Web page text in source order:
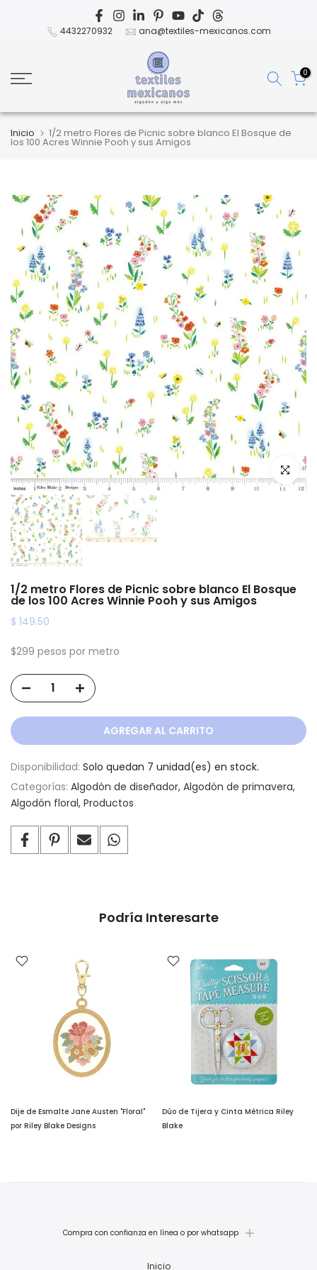
4432270932 ana@textiles-mexicanos.com
0
Inicio 1/2 metro Flores de Picnic sobre blanco El Bosque de
los 100 Acres Winnie Pooh y sus Amigos
Haz clic
1/2 metro Flores de Picnic sobre blanco El Bosque
de los 100 Acres Winnie Pooh y sus Amigos
$ 149.50
$299 pesos por metro
AGREGAR AL CARRITO
Disponibilidad: Solo quedan 7 unidad(es) en stock.
Categorías: Algodón de diseñador Algodón de primavera
Algodón floral Productos
Podría Interesarte
Dije de Esmalte Jane Austen "Floral"
por Riley Blake Designs
Dúo de Tijera y Cinta Métrica Riley
Blake
Compra con confianza en línea o por whatsapp
Inicio